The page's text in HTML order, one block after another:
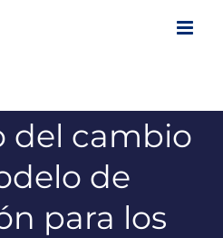
del cambio
de
para los